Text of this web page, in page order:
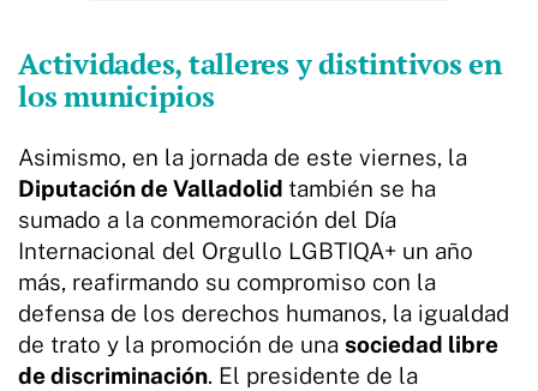
Actividades, talleres y distintivos en
los municipios
Asimismo, en la jornada de este viernes, la
Diputación de Valladolid también se ha
sumado a la conmemoración del Día
Internacional del Orgullo LGBTIQA+ un año
más, reafirmando su compromiso con la
defensa de los derechos humanos, la igualdad
de trato y la promoción de una sociedad libre
de discriminación. El presidente de la